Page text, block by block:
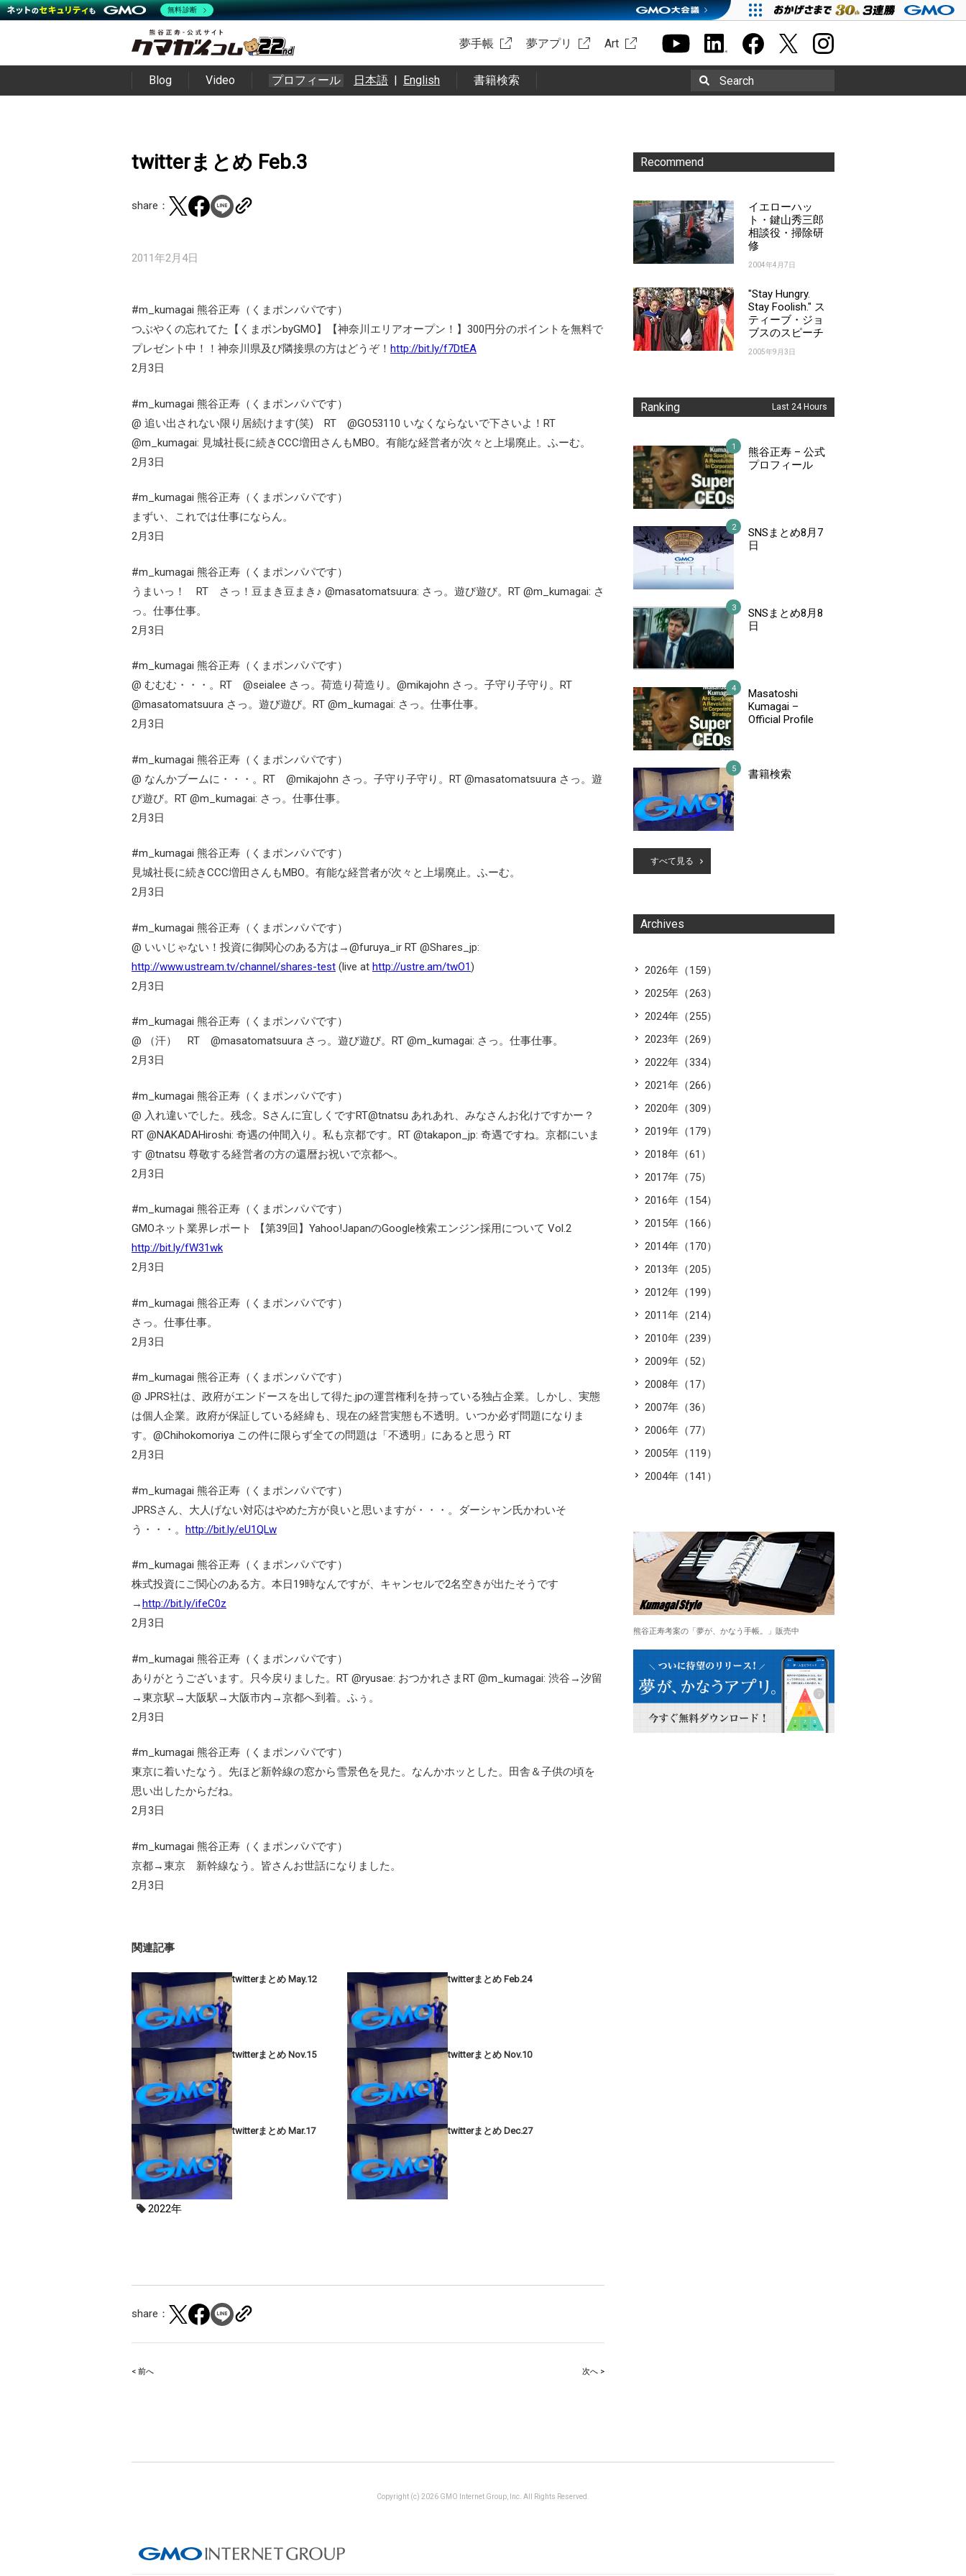
夢手帳 夢アプリ Art
Blog Video プロフィール 日本語 | English 書籍検索 Search
twitterまとめ Feb.3
share：
2011年2月4日
#m_kumagai 熊谷正寿（くまポンパパです）
つぶやくの忘れてた【くまポンbyGMO】【神奈川エリアオープン！】300円分のポイントを無料で
プレゼント中！！神奈川県及び隣接県の方はどうぞ！ http://bit.ly/f7DtEA
2月3日
#m_kumagai 熊谷正寿（くまポンパパです）
@ 追い出されない限り居続けます(笑) RT @GO53110 いなくならないで下さいよ！RT
@m_kumagai: 見城社長に続きCCC増田さんもMBO。有能な経営者が次々と上場廃止。ふーむ。
2月3日
#m_kumagai 熊谷正寿（くまポンパパです）
まずい、これでは仕事にならん。
2月3日
#m_kumagai 熊谷正寿（くまポンパパです）
うまいっ！ RT さっ！豆まき豆まき♪ @masatomatsuura: さっ。遊び遊び。RT @m_kumagai: さ
っ。仕事仕事。
2月3日
#m_kumagai 熊谷正寿（くまポンパパです）
@ むむむ・・・。RT @seialee さっ。荷造り荷造り。@mikajohn さっ。子守り子守り。RT
@masatomatsuura さっ。遊び遊び。RT @m_kumagai: さっ。仕事仕事。
2月3日
#m_kumagai 熊谷正寿（くまポンパパです）
@ なんかブームに・・・。RT @mikajohn さっ。子守り子守り。RT @masatomatsuura さっ。遊
び遊び。RT @m_kumagai: さっ。仕事仕事。
2月3日
#m_kumagai 熊谷正寿（くまポンパパです）
見城社長に続きCCC増田さんもMBO。有能な経営者が次々と上場廃止。ふーむ。
2月3日
#m_kumagai 熊谷正寿（くまポンパパです）
@ いいじゃない！投資に御関心のある方は→@furuya_ir RT @Shares_jp:
http://www.ustream.tv/channel/shares-test (live at http://ustre.am/twO1)
2月3日
#m_kumagai 熊谷正寿（くまポンパパです）
@ （汗） RT @masatomatsuura さっ。遊び遊び。RT @m_kumagai: さっ。仕事仕事。
2月3日
#m_kumagai 熊谷正寿（くまポンパパです）
@ 入れ違いでした。残念。Sさんに宜しくですRT@tnatsu あれあれ、みなさんお化けですかー？
RT @NAKADAHiroshi: 奇遇の仲間入り。私も京都です。RT @takapon_jp: 奇遇ですね。京都にいま
す @tnatsu 尊敬する経営者の方の還暦お祝いで京都へ。
2月3日
#m_kumagai 熊谷正寿（くまポンパパです）
GMOネット業界レポート 【第39回】Yahoo!JapanのGoogle検索エンジン採用について Vol.2
http://bit.ly/fW31wk
2月3日
#m_kumagai 熊谷正寿（くまポンパパです）
さっ。仕事仕事。
2月3日
#m_kumagai 熊谷正寿（くまポンパパです）
@ JPRS社は、政府がエンドースを出して得た.jpの運営権利を持っている独占企業。しかし、実態
は個人企業。政府が保証している経緯も、現在の経営実態も不透明。いつか必ず問題になりま
す。@Chihokomoriya この件に限らず全ての問題は「不透明」にあると思う RT
2月3日
#m_kumagai 熊谷正寿（くまポンパパです）
JPRSさん、大人げない対応はやめた方が良いと思いますが・・・。ダーシャン氏かわいそ
う・・・。 http://bit.ly/eU1QLw
#m_kumagai 熊谷正寿（くまポンパパです）
株式投資にご関心のある方。本日19時なんですが、キャンセルで2名空きが出たそうです
→http://bit.ly/ifeC0z
2月3日
#m_kumagai 熊谷正寿（くまポンパパです）
ありがとうございます。只今戻りました。RT @ryusae: おつかれさまRT @m_kumagai: 渋谷→汐留
→東京駅→大阪駅→大阪市内→京都へ到着。ふぅ。
2月3日
#m_kumagai 熊谷正寿（くまポンパパです）
東京に着いたなう。先ほど新幹線の窓から雪景色を見た。なんかホッとした。田舎＆子供の頃を
思い出したからだね。
2月3日
#m_kumagai 熊谷正寿（くまポンパパです）
京都→東京 新幹線なう。皆さんお世話になりました。
2月3日
関連記事
twitterまとめ May.12 twitterまとめ Feb.24
twitterまとめ Nov.15 twitterまとめ Nov.10
twitterまとめ Mar.17 twitterまとめ Dec.27
2022年
share：
Post
< 前へ 次へ >
Recommend
イエローハッ
ト・鍵山秀三郎
相談役・掃除研
修
2004年4月7日
"Stay Hungry.
Stay Foolish." ス
ティーブ・ジョ
ブスのスピーチ
2005年9月3日
Ranking Last 24 Hours
熊谷正寿 – 公式
プロフィール
SNSまとめ8月7
日
SNSまとめ8月8
日
Masatoshi
Kumagai –
Official Profile
書籍検索
すべて見る
Archives
2026年（159）
2025年（263）
2024年（255）
2023年（269）
2022年（334）
2021年（266）
2020年（309）
2019年（179）
2018年（61）
2017年（75）
2016年（154）
2015年（166）
2014年（170）
2013年（205）
2012年（199）
2011年（214）
2010年（239）
2009年（52）
2008年（17）
2007年（36）
2006年（77）
2005年（119）
2004年（141）
熊谷正寿考案の「夢が、かなう手帳。」販売中
Copyright (c) 2026 GMO Internet Group, Inc. All Rights Reserved.
無料診断